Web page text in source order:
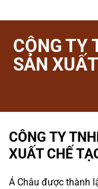
CÔNG TY
SẢN
CÔNG TY
XUẤT CHẾ
Á Châu được thành